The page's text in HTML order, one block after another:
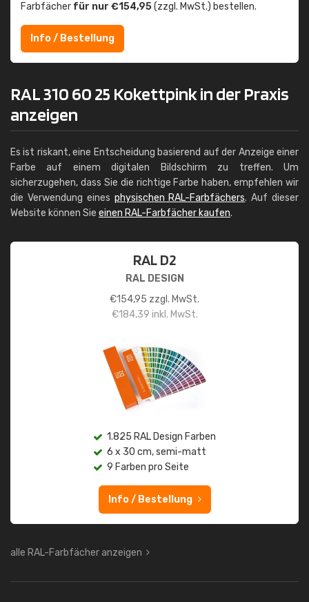
Farbfächer für nur €154,95(zzgl. MwSt.) bestellen.
Info / Bestellung
RAL 310 60 25 Kokettpink in der Praxis
anzeigen
Es ist riskant, eine Entscheidung basierend auf der Anzeige einer
Farbe auf einem digitalen Bildschirm zu treffen. Um
sicherzugehen, dass Sie die richtige Farbe haben, empfehlen wir
die Verwendung eines physischen RAL-Farbfächers. Auf dieser
Website können Sie einen RAL-Farbfächer kaufen.
RAL D2
RAL DESIGN
€154,95 zzgl. MwSt.
€184,39 inkl. MwSt.
1.825 RAL Design Farben
6 x 30 cm, semi-matt
9 Farben pro Seite
Info / Bestellung
alle RAL-Farbfächer anzeigen